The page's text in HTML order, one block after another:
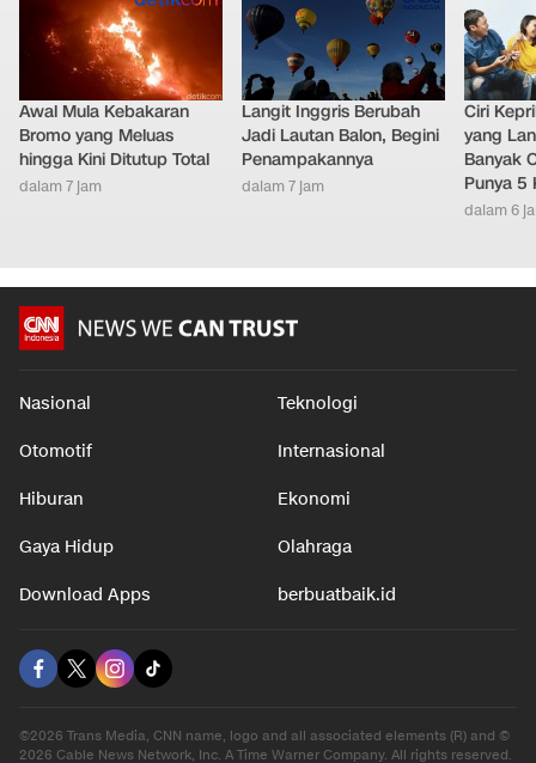
Awal Mula Kebakaran
Bromo yang Meluas
hingga Kini Ditutup Total
dalam 7 jam
Langit Inggris Berubah
Jadi Lautan Balon, Begini
Penampakannya
dalam 7 jam
Ciri
yang
Banyak
Punya 5
dalam 6
Nasional Teknologi
Otomotif Internasional
Hiburan Ekonomi
Gaya Hidup Olahraga
Download Apps berbuatbaik.id
©2026 Trans Media, CNN name, logo and all associated elements (R) and ©
2026 Cable News Network, Inc. A Time Warner Company. All rights reserved.